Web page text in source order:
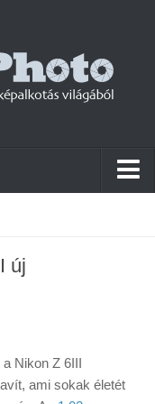
új
Nikon Z 6III
ami sokak életét